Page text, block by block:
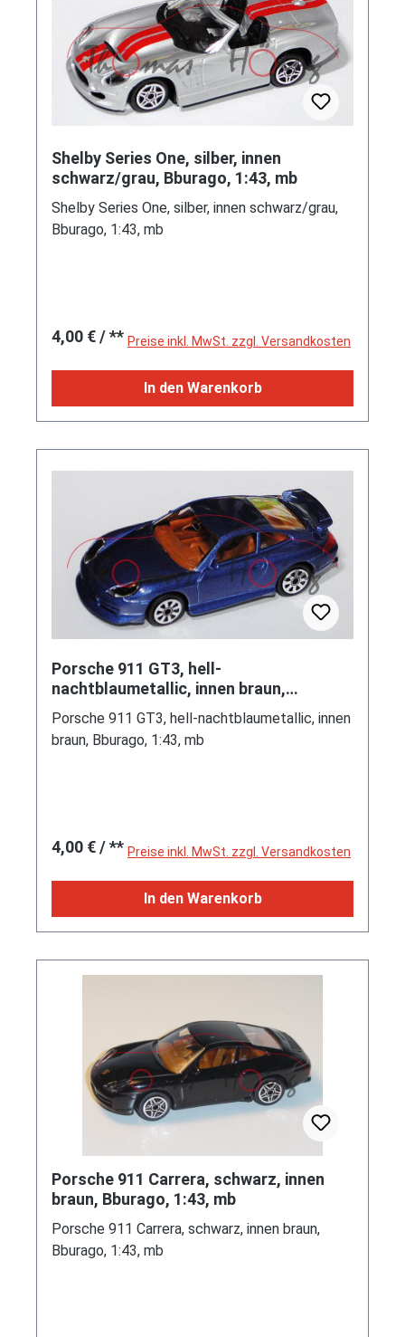
Shelby Series One, silber, innen
schwarz/grau, Bburago, 1:43, mb
Shelby Series One, silber, innen schwarz/grau,
Bburago, 1:43, mb
Regulärer Preis:
4,00 €/ ** Preise inkl. MwSt. zzgl. Versandkosten
In den Warenkorb
Porsche 911 GT3, hell-
nachtblaumetallic, innen braun,
Bburago, 1:43, mb
Porsche 911 GT3, hell-nachtblaumetallic, innen
braun, Bburago, 1:43, mb
Regulärer Preis:
4,00 €/ ** Preise inkl. MwSt. zzgl. Versandkosten
In den Warenkorb
Porsche 911 Carrera, schwarz, innen
braun, Bburago, 1:43, mb
Porsche 911 Carrera, schwarz, innen braun,
Bburago, 1:43, mb